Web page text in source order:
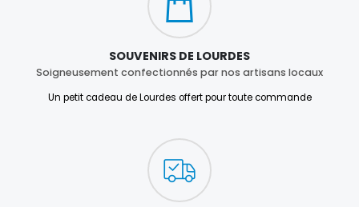
SOUVENIRS DE LOURDES
Soigneusement confectionnés par nos artisans locaux
Un petit cadeau de Lourdes offert pour toute commande